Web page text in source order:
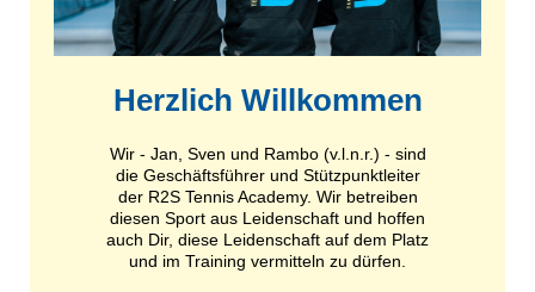
Herzlich Willkommen
Wir - Jan, Sven und Rambo (v.l.n.r.) - sind
die Geschäftsführer und Stützpunktleiter
der R2S Tennis Academy. Wir betreiben
diesen Sport aus Leidenschaft und hoffen
auch Dir, diese Leidenschaft auf dem Platz
und im Training vermitteln zu dürfen.